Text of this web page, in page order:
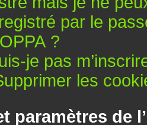
par le
?
je pas
les
paramètres de